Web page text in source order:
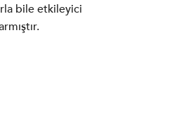
bile etkileyici